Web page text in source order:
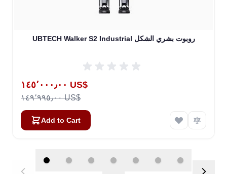
UBTECH Walker S2 Industrial روبوت بشري الشكل
Special Price ١٤٥٬٠٠٠٫٠٠ US$
١٤٩٬٩٩٥٫٠٠ US$
Add to Cart